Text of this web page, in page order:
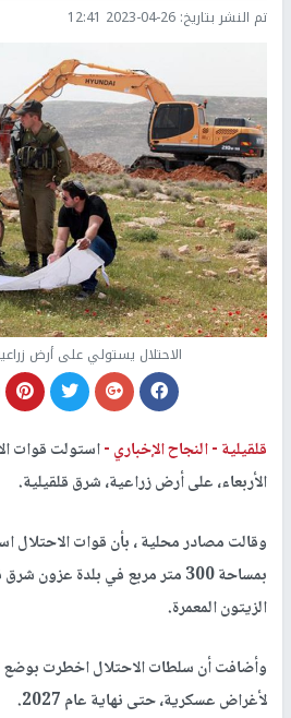
تم النشر بتاريخ: 2023-04-26 12:41
الاحتلال يستولي على أرض
قلقيلية -النجاح الإخباري -استولت قوات
الأربعاء، على أرض زراعية، شرق قلقيلية.
وقالت مصادر محلية ، بأن قوات
بمساحة 300 متر مربع في بلدة
الزيتون المعمرة.
وأضافت أن سلطات الاحتلال اخطرت بوضع
لأغراض عسكرية، حتى نهاية عام 2027.